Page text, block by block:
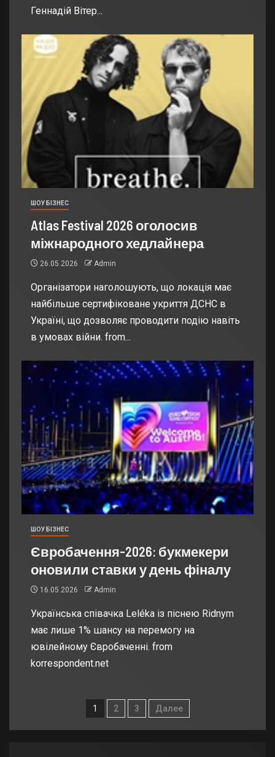
Геннадій Вітер...
ШОУ БІЗНЕС
Atlas Festival 2026 оголосив
міжнародного хедлайнера
26.05.2026 Admin
Організатори наголошують, що локація має
найбільше сертифіковане укриття ДСНС в
Україні, що дозволяє проводити подію навіть
в умовах війни. from...
ШОУ БІЗНЕС
Євробачення-2026: букмекери
оновили ставки у день фіналу
16.05.2026 Admin
Українська співачка Leléka із піснею Ridnym
має лише 1% шансу на перемогу на
ювілейному Євробаченні. from
korrespondent.net
1 2 3 Далее